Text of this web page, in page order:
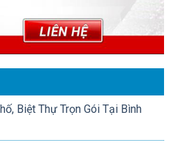
Biệt Thự Trọn Gói Tại Bình